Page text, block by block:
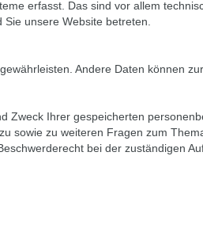
erfasst. Das sind vor allem
unsere Website betreten.
Andere Daten können
Zweck Ihrer gespeicherten
sowie zu weiteren Fragen zum
bei der zuständigen